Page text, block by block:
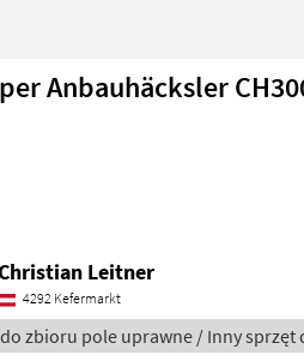
Anbauhäcksler
Leitner
4292 Kefermarkt
zbioru pole uprawne / Inny